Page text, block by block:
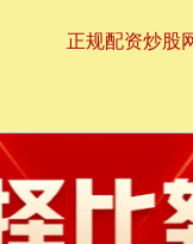
正规配资炒股